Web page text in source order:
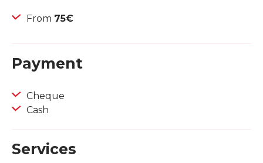
From 75€
Payment
Cheque
Cash
Services